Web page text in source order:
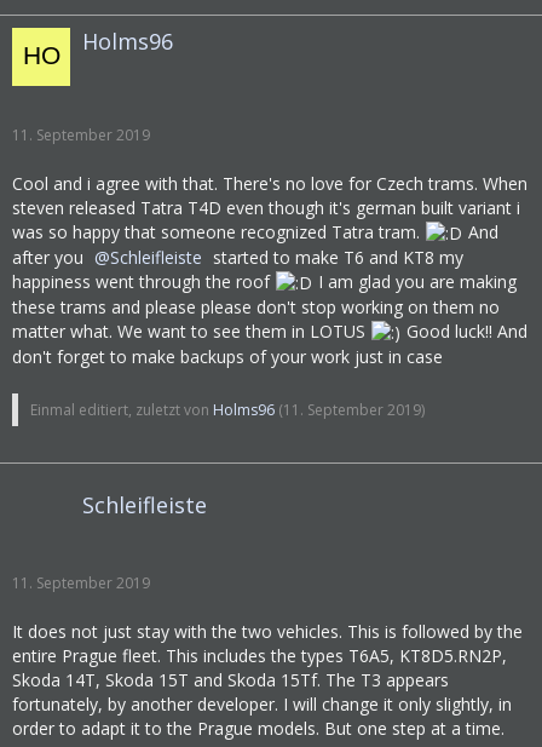
Holms96
11. September 2019
Cool and i agree with that. There's no love for Czech trams. When
steven released Tatra T4D even though it's german built variant i
was so happy that someone recognized Tatra tram.
And
after you
Schleifleiste started to make T6 and KT8 my
happiness went through the roof
I am glad you are making
these trams and please please don't stop working on them no
matter what. We want to see them in LOTUS
Good luck!! And
don't forget to make backups of your work just in case
Einmal editiert, zuletzt von Holms96 (11. September 2019)
Schleifleiste
11. September 2019
It does not just stay with the two vehicles. This is followed by the
entire Prague fleet. This includes the types T6A5, KT8D5.RN2P,
Skoda 14T, Skoda 15T and Skoda 15Tf. The T3 appears
fortunately, by another developer. I will change it only slightly, in
order to adapt it to the Prague models. But one step at a time.